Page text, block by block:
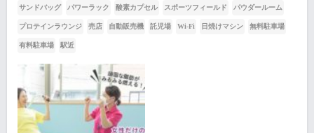
サンドバッグ パワーラック 酸素カプセル スポーツフィールド パウダールーム
プロテインラウンジ 売店 自動販売機 託児場 Wi-Fi 日焼けマシン 無料駐車場
有料駐車場 駅近